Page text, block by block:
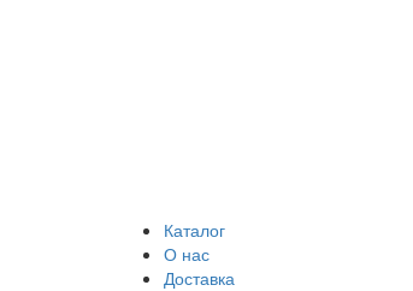
Каталог
О нас
Доставка